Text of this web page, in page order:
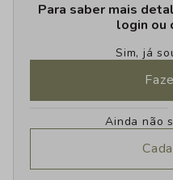
Para saber mais
login ou
Sim, já
Ainda não